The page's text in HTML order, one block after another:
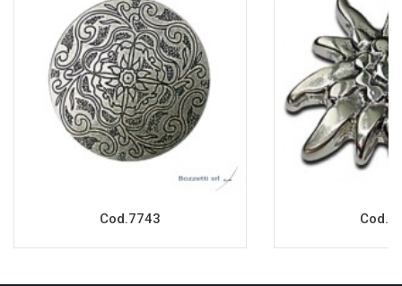
Cod.7743